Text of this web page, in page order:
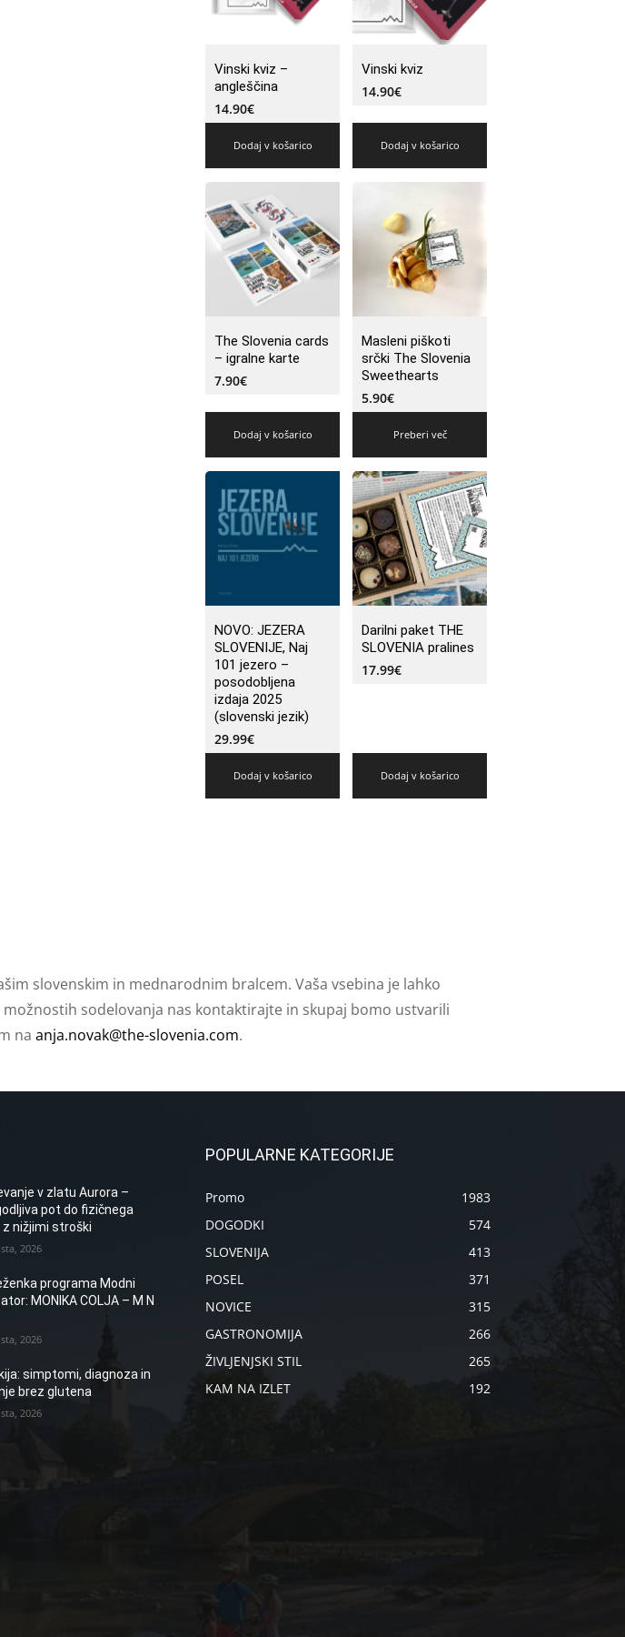
Vinski kviz –
angleščina
14.90€
Dodaj v košarico
Vinski kviz
14.90€
Dodaj v košarico
The Slovenia cards
– igralne karte
7.90€
Dodaj v košarico
Masleni piškoti
srčki The Slovenia
Sweethearts
5.90€
Preberi več
NOVO: JEZERA
SLOVENIJE, Naj
101 jezero –
posodobljena
izdaja 2025
(slovenski jezik)
29.99€
Dodaj v košarico
Darilni paket THE
SLOVENIA pralines
17.99€
Dodaj v košarico
slovenskim in mednarodnim bralcem. Vaša vsebina je lahko
sodelovanja nas kontaktirajte in skupaj bomo ustvarili
na anja.novak@the-slovenia.com.
v zlatu Aurora –
pot do fizičnega
nižjimi stroški
2026
programa Modni
MONIKA COLJA – M N
2026
simptomi, diagnoza in
brez glutena
2026
POPULARNE KATEGORIJE
Promo
1983
DOGODKI
574
SLOVENIJA
413
POSEL
371
NOVICE
315
GASTRONOMIJA
266
ŽIVLJENJSKI STIL
265
KAM NA IZLET
192